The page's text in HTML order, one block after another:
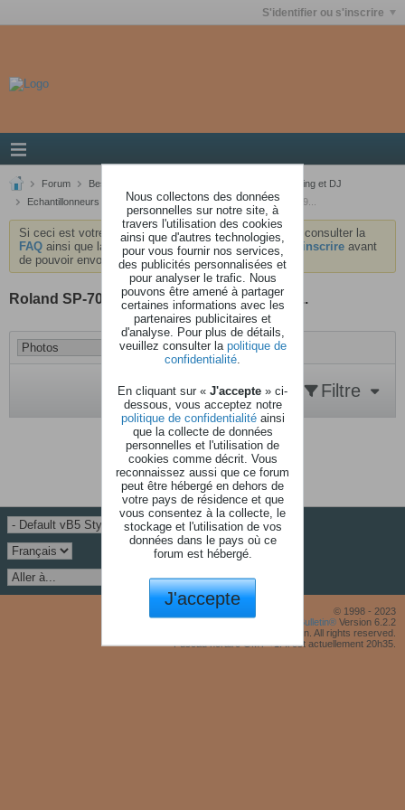
S'identifier ou s'inscrire
Forum Besoin d'aide ?
Les Groove Machines, Sampling et DJ
Echantillonneurs
Roland SP-707, SP-777, SP-888 ou SP-999...
Si ceci est votre première visite, nous vous invitons à consulter la
FAQ ainsi que la chartedu forum . Vous devrez vous inscrire avant
de pouvoir envoyer des messages.
Roland SP-707, SP-777, SP-888 ou SP-999...
Filtre
Aucune photo trouvé.
© 1998 - 2023
Powered by
vBulletin® Version 6.2.2
Copyright © 2026 MH Sub I, LLC dba vBulletin. All rights reserved.
Fuseau horaire GMT +1. Il est actuellement 20h35.
Nous collectons des données
personnelles sur notre site, à
travers l'utilisation des cookies
ainsi que d'autres technologies,
pour vous fournir nos services,
des publicités personnalisées et
pour analyser le trafic. Nous
pouvons être amené à partager
certaines informations avec les
partenaires publicitaires et
d'analyse. Pour plus de détails,
veuillez consulter la politique de
confidentialité
En cliquant sur « J'accepte » ci-
dessous, vous acceptez notre
politique de confidentialitéainsi
que la collecte de données
personnelles et l'utilisation de
cookies comme décrit. Vous
reconnaissez aussi que ce forum
peut être hébergé en dehors de
votre pays de résidence et que
vous consentez à la collecte, le
stockage et l'utilisation de vos
données dans le pays où ce
forum est hébergé.
J'accepte